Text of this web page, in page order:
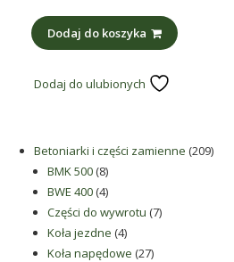
rodzaju
części
betoniarek,
także
części
zamienne.
Dodaj do koszyka
Dodaj do ulubionych
Betoniarki i części zamienne 209209
BMK 500 88
produktów
BWE 400 44
produkty
Części do wywrotu 77
Koła jezdne 44
produkty
Koła napędowe 2727